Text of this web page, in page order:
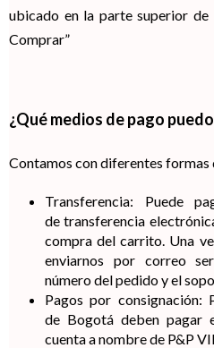
ubicado en la parte superior de
Comprar”
¿Qué medios de pago
Contamos con diferentes formas
Transferencia: Puede
de transferencia
compra del carrito. Una
enviarnos por correo
número del pedido y el
Pagos por consignación:
de Bogotá deben pagar
cuenta a nombre de P&P